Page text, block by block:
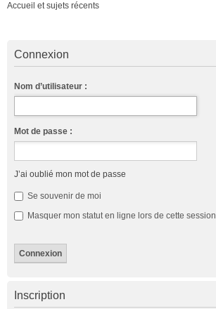
Accueil et sujets récents
Connexion
Nom d’utilisateur :
Mot de passe :
J’ai oublié mon mot de passe
Se souvenir de moi
Masquer mon statut en ligne lors de cette session
Inscription